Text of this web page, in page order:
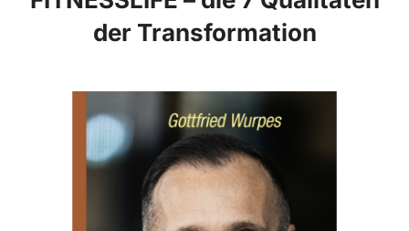
der Transformation